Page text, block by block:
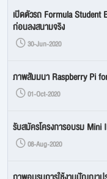
เปิดตัวรถ Formula Student
ก่อนลงสนามจริง
30-Jun-2020
ภาพสัมมนา Raspberry Pi
01-Oct-2020
รับสมัครโครงการอบรม Mini
08-Aug-2020